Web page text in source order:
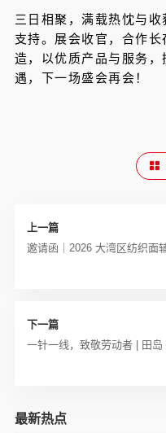
三日相聚，满载热忱与
支持。展会收官，合作
造，以优质产品与服务
遇，下一场盛会再会！
上一篇
邀请函｜2026 大湾区纺织面
下一篇
一针一线，致敬劳动者 | 田
最新热点